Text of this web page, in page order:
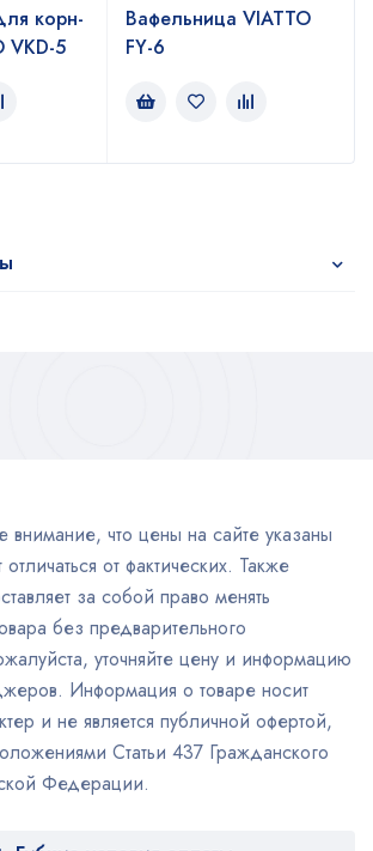
корн-
VKD-5
Вафельница VIATTO
FY-6
что цены на сайте указаны
от фактических. Также
за собой право менять
без предварительного
уточняйте цену и информацию
Информация о товаре носит
и не является публичной офертой,
Статьи 437 Гражданского
Федерации.